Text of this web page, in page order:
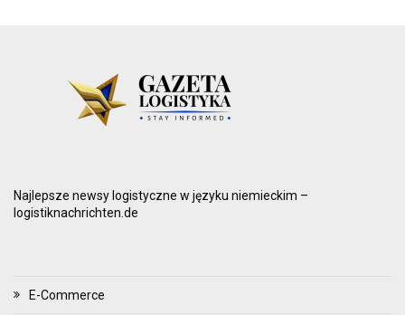
Najlepsze newsy logistyczne w języku niemieckim –
logistiknachrichten.de
E-Commerce